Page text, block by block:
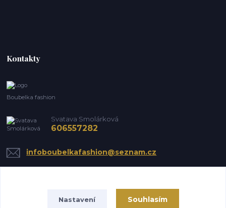
Kontakty
Boubelka fashion
Svatava Smolárková
606557282
infoboubelkafashion@seznam.cz
Nastavení Souhlasím